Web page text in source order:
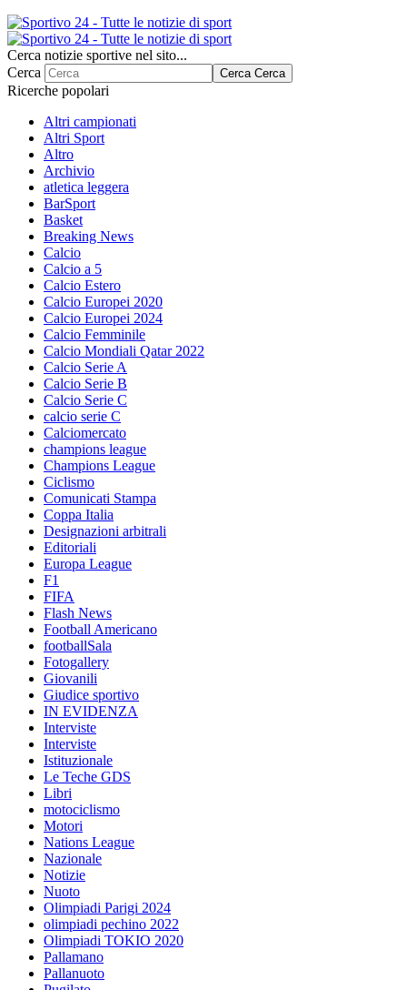
Cerca notizie sportive nel sito...
Cerca
Cerca Cerca
Ricerche popolari
Altri campionati
Altri Sport
Altro
Archivio
atletica leggera
BarSport
Basket
Breaking News
Calcio
Calcio a 5
Calcio Estero
Calcio Europei 2020
Calcio Europei 2024
Calcio Femminile
Calcio Mondiali Qatar 2022
Calcio Serie A
Calcio Serie B
Calcio Serie C
calcio serie C
Calciomercato
champions league
Champions League
Ciclismo
Comunicati Stampa
Coppa Italia
Designazioni arbitrali
Editoriali
Europa League
F1
FIFA
Flash News
Football Americano
footballSala
Fotogallery
Giovanili
Giudice sportivo
IN EVIDENZA
Interviste
Interviste
Istituzionale
Le Teche GDS
Libri
motociclismo
Motori
Nations League
Nazionale
Notizie
Nuoto
Olimpiadi Parigi 2024
olimpiadi pechino 2022
Olimpiadi TOKIO 2020
Pallamano
Pallanuoto